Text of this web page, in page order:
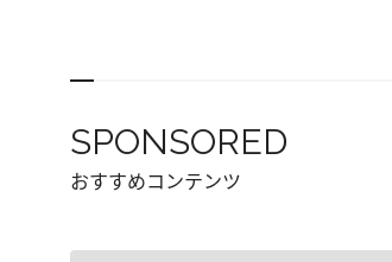
SPONSORED
おすすめコンテンツ